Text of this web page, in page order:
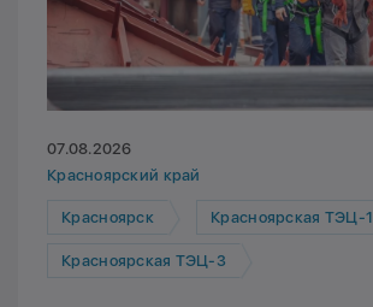
07.08.2026
Красноярский край
Красноярск Красноярская ТЭЦ-1
Красноярская ТЭЦ-3